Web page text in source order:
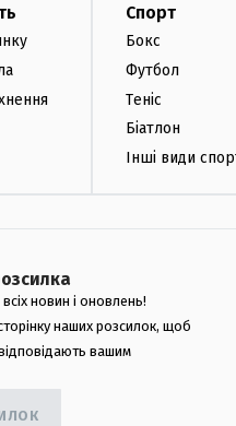
Спорт
Бокс
Футбол
Теніс
Біатлон
Інші види
новин і оновлень!
наших розсилок, щоб
вашим